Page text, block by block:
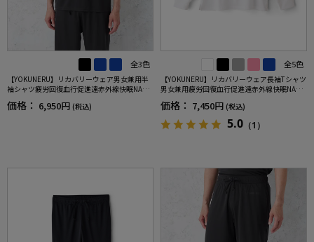
全3色
【YOKUNERU】リカバリーウェア男女兼用半
袖シャツ疲労回復血行促進遠赤外線快眠NANO
MIX(R)【一般医療機器】SS～LLサイズ
価格： 6,950円 (税込)
全5色
【YOKUNERU】リカバリーウェア長袖Tシャツ
男女兼用疲労回復血行促進遠赤外線快眠NANO
MIX(R)【一般医療機器】SS～LLサイズ
価格： 7,450円 (税込)
5.0 （1）